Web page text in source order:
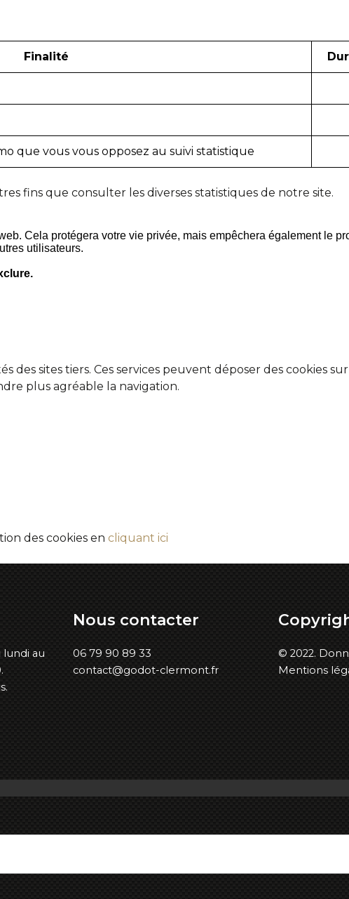
Finalité
que vous vous opposez au suivi statistique
fins que consulter les diverses statistiques de notre site.
des sites tiers. Ces services peuvent déposer des cookies
plus agréable la navigation.
des cookies en cliquant ici
lundi au
Nous contacter
06 79 90 89 33
contact@godot-clermont.fr
© 2022.
Mentions